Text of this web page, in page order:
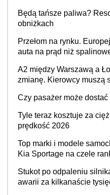
producenta
Będą tańsze paliwa?
obniżkach
Przełom na rynku.
auta na prąd niż
A2 między Warszawą a
zmianę. Kierowcy muszą
Czy pasażer może dostać
Tyle teraz kosztuje za
prędkość 2026
Top marki i modele
Kia Sportage na czele
Stukot po odpaleniu
awarii za kilkanaście